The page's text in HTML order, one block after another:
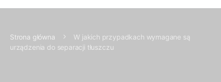
Strona główna
W jakich przypadkach wymagane są
urządzenia do separacji tłuszczu